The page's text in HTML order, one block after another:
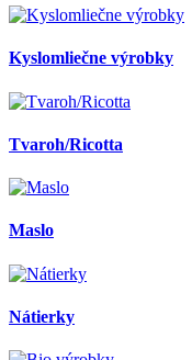
Kyslomliečne výrobky
Tvaroh/Ricotta
Maslo
Nátierky